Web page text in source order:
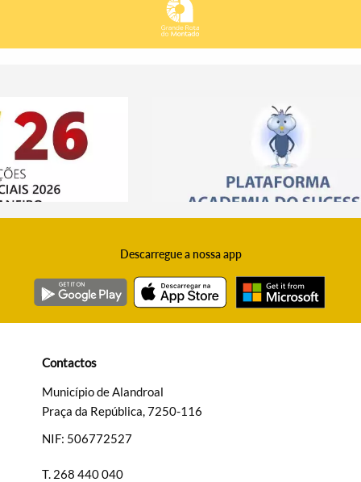
Descarregue a nossa app
Contactos
Município de Alandroal
Praça da República, 7250-116
NIF: 506772527
T. 268 440 040